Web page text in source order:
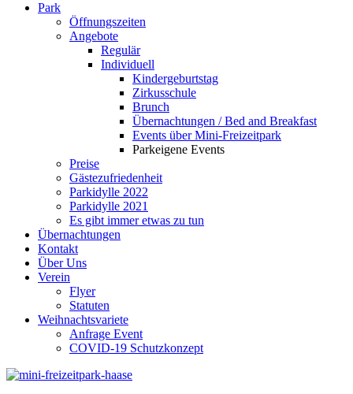
Park
Öffnungszeiten
Angebote
Regulär
Individuell
Kindergeburtstag
Zirkusschule
Brunch
Übernachtungen / Bed and Breakfast
Events über Mini-Freizeitpark
Parkeigene Events
Preise
Gästezufriedenheit
Parkidylle 2022
Parkidylle 2021
Es gibt immer etwas zu tun
Übernachtungen
Kontakt
Über Uns
Verein
Flyer
Statuten
Weihnachtsvariete
Anfrage Event
COVID-19 Schutzkonzept